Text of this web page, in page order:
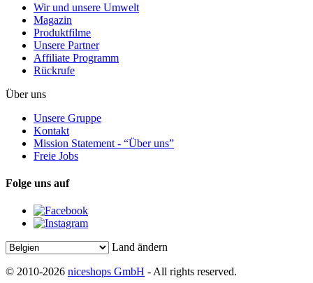
Wir und unsere Umwelt
Magazin
Produktfilme
Unsere Partner
Affiliate Programm
Rückrufe
Über uns
Unsere Gruppe
Kontakt
Mission Statement - “Über uns”
Freie Jobs
Folge uns auf
Land ändern
© 2010-2026 niceshops GmbH - All rights reserved.